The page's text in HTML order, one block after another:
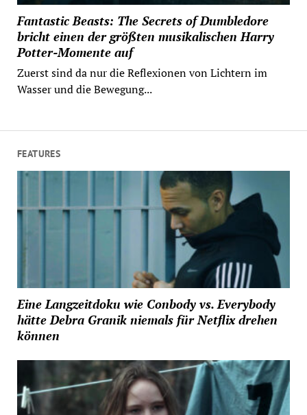
Fantastic Beasts: The Secrets of Dumbledore
bricht einen der größten musikalischen Harry
Potter-Momente auf
Zuerst sind da nur die Reflexionen von Lichtern im
Wasser und die Bewegung...
FEATURES
Eine Langzeitdoku wie Conbody vs. Everybody
hätte Debra Granik niemals für Netflix drehen
können